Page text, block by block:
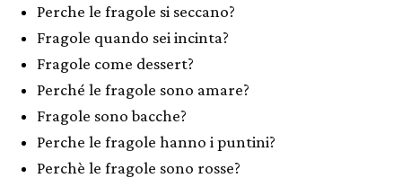
Perche le fragole si seccano?
Fragole quando sei incinta?
Fragole come dessert?
Perché le fragole sono amare?
Fragole sono bacche?
Perche le fragole hanno i puntini?
Perchè le fragole sono rosse?